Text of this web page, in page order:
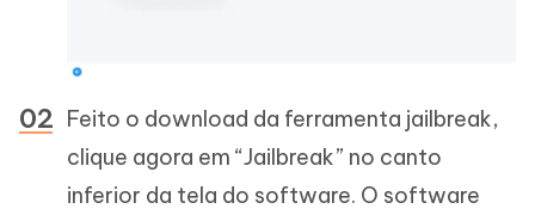
Feito o download da ferramenta jailbreak,
clique agora em “Jailbreak” no canto
inferior da tela do software. O software